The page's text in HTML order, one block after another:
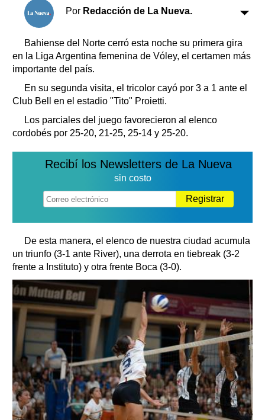
Clasificados
Horóscopo
Suplementos
Servicios
Farmacias
Loterías
Datos Útiles
Fúnebres
Edictos
Teléfonos de urgencia
Por Redacción de La Nueva.
Bahiense del Norte cerró esta noche su primera gira
en la Liga Argentina femenina de Vóley, el certamen más
importante del país.
En su segunda visita, el tricolor cayó por 3 a 1 ante el
Club Bell en el estadio "Tito" Proietti.
Los parciales del juego favorecieron al elenco
cordobés por 25-20, 21-25, 25-14 y 25-20.
Recibí los Newsletters de La Nueva
sin costo
Registrar
De esta manera, el elenco de nuestra ciudad acumula
un triunfo (3-1 ante River), una derrota en tiebreak (3-2
frente a Instituto) y otra frente Boca (3-0).